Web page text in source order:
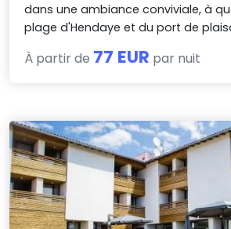
dans une ambiance conviviale, à
plage d'Hendaye et du port de
À partir de 77 EUR par nuit